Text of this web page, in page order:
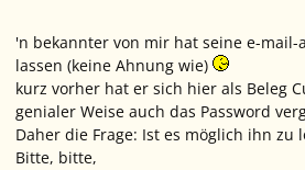
'n bekannter von mir hat seine e-mail-
lassen (keine Ahnung wie)
kurz vorher hat er sich hier als Beleg
genialer Weise auch das Password
Daher die Frage: Ist es möglich ihn zu
Bitte, bitte,